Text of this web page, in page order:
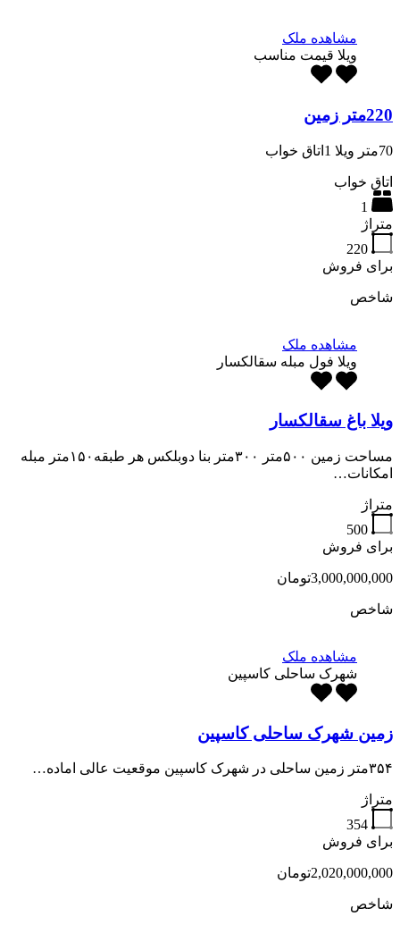
مشاهده ملک
ویلا قیمت مناسب
220متر زمین
70متر ویلا 1اتاق خواب
اتاق خواب
1
متراژ
220
برای فروش
شاخص
مشاهده ملک
ویلا فول مبله سقالکسار
ویلا باغ سقالکسار
مساحت زمین ۵۰۰متر ۳۰۰متر بنا دوبلکس هر طبقه۱۵۰متر مبله
امکانات…
متراژ
500
برای فروش
3,000,000,000تومان
شاخص
مشاهده ملک
شهرک ساحلی کاسپین
زمین شهرک ساحلی کاسپین
۳۵۴متر زمین ساحلی در شهرک کاسپین موقعیت عالی اماده…
متراژ
354
برای فروش
2,020,000,000تومان
شاخص